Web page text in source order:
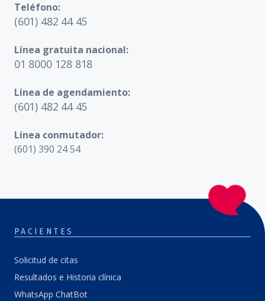
Teléfono:
(601) 482 44 45
Línea gratuita nacional:
01 8000 128 818
Línea de agendamiento:
(601) 482 44 45
Línea conmutador:
(601) 390 24 54
PACIENTES
Solicitud de citas
Resultados e Historia clínica
WhatsApp ChatBot